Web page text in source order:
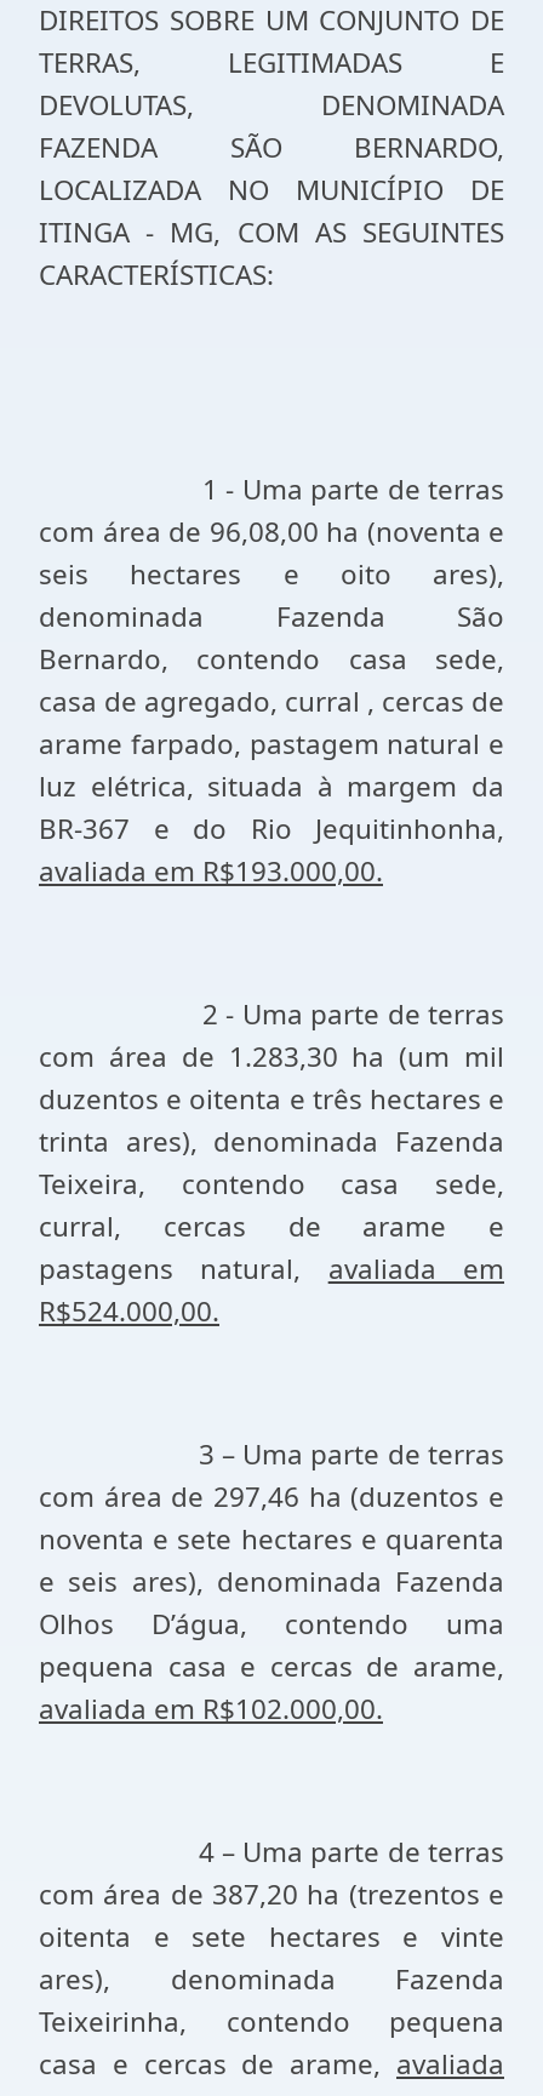
DIREITOS SOBRE UM CONJUNTO DE
TERRAS, LEGITIMADAS E
DEVOLUTAS, DENOMINADA
FAZENDA SÃO BERNARDO,
LOCALIZADA NO MUNICÍPIO DE
ITINGA - MG, COM AS SEGUINTES
CARACTERÍSTICAS:
1 - Uma parte de terras
com área de 96,08,00 ha (noventa e
seis hectares e oito ares),
denominada Fazenda São
Bernardo, contendo casa sede,
casa de agregado, curral , cercas de
arame farpado, pastagem natural e
luz elétrica, situada à margem da
BR-367 e do Rio Jequitinhonha,
avaliada em R$193.000,00.
2 - Uma parte de terras
com área de 1.283,30 ha (um mil
duzentos e oitenta e três hectares e
trinta ares), denominada Fazenda
Teixeira, contendo casa sede,
curral, cercas de arame e
pastagens natural, avaliada em
R$524.000,00.
3 – Uma parte de terras
com área de 297,46 ha (duzentos e
noventa e sete hectares e quarenta
e seis ares), denominada Fazenda
Olhos D’água, contendo uma
pequena casa e cercas de arame,
avaliada em R$102.000,00.
4 – Uma parte de terras
com área de 387,20 ha (trezentos e
oitenta e sete hectares e vinte
ares), denominada Fazenda
Teixeirinha, contendo pequena
casa e cercas de arame, avaliada